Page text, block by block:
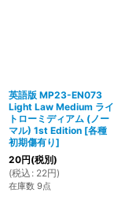
英語版 MP23-EN073
Light Law Medium ライ
トローミディアム (ノー
マル) 1st Edition [各種
初期傷有り]
20円(税別)
(税込 : 22円)
在庫数 9点